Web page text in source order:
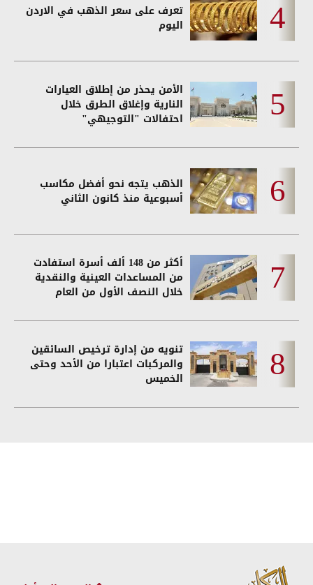
تعرف على سعر الذهب في الاردن
اليوم
الأمن يحذر من إطلاق العيارات
النارية وإغلاق الطرق خلال
احتفالات "التوجيهي"
الذهب يتجه نحو أفضل مكاسب
أسبوعية منذ كانون الثاني
أكثر من 148 ألف أسرة استفادت
من المساعدات العينية والنقدية
خلال النصف الأول من العام
تنويه من إدارة ترخيص السائقين
والمركبات اعتبارا من الأحد وحتى
الخميس